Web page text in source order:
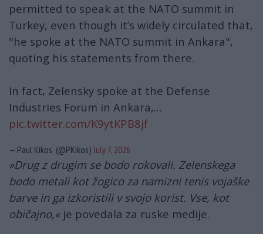
permitted to speak at the NATO summit in
Turkey, even though it’s widely circulated that,
"he spoke at the NATO summit in Ankara",
quoting his statements from there.
In fact, Zelensky spoke at the Defense
Industries Forum in Ankara,…
pic.twitter.com/K9ytKPB8jf
— Paul Kikos (@PKikos) July 7, 2026
»Drug z drugim se bodo rokovali. Zelenskega
bodo metali kot žogico za namizni tenis vojaške
barve in ga izkoristili v svojo korist. Vse, kot
običajno,«je povedala za ruske medije.